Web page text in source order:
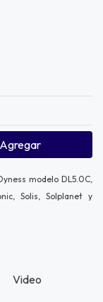
Agregar
modelo DL5.0C,
Solis, Solplanet y
Video